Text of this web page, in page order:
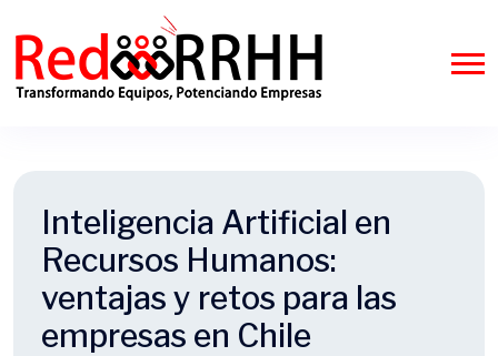
Inteligencia Artificial en
Recursos Humanos:
ventajas y retos para las
empresas en Chile